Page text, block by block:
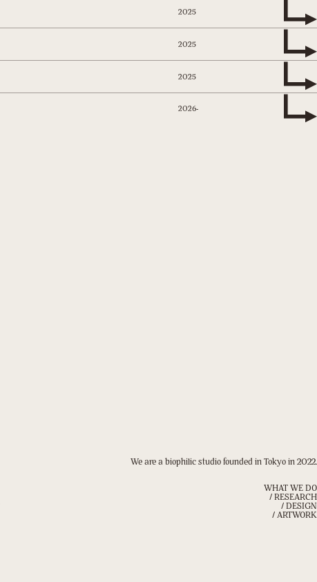
2025
2025
2025
2026-
We are a biophilic studio founded in Tokyo in 2022.
WHAT WE DO
/ RESEARCH
/ DESIGN
/ ARTWORK